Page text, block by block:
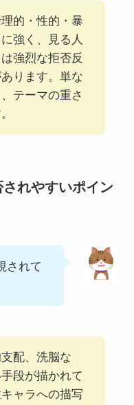
的・性的・暴
強く、見る人
強烈な拒否反
ります。単な
テーマの重さ
れやすいポイン
されて
配、洗脳な
段が描かれて
ャラへの描写